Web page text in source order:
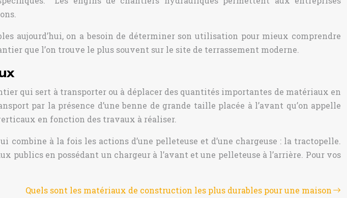
aujourd’hui, on a besoin de déterminer son utilisation pour mieux comprendre
que l’on trouve le plus souvent sur le site de terrassement moderne.
qui sert à transporter ou à déplacer des quantités importantes de matériaux en
par la présence d’une benne de grande taille placée à l’avant qu’on appelle
en fonction des travaux à réaliser.
à la fois les actions d’une pelleteuse et d’une chargeuse : la tractopelle.
en possédant un chargeur à l’avant et une pelleteuse à l’arrière. Pour vos
Quels sont les matériaux de construction les plus durables pour une maison